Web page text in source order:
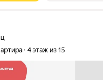
4 этаж из 15